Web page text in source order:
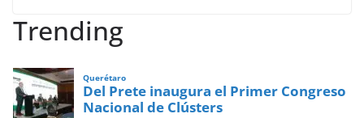
Trending
Querétaro
Del Prete inaugura el Primer Congreso
Nacional de Clústers